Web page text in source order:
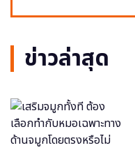
ข่าวล่าสุด